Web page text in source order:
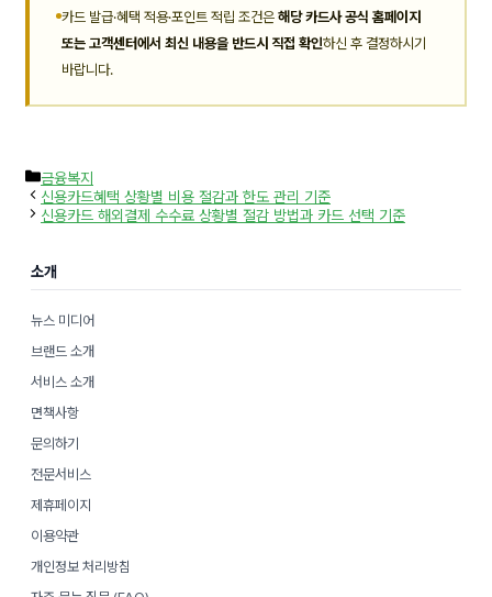
카드 발급·혜택 적용·포인트 적립 조건은 해당 카드사 공식 홈페이지
또는 고객센터에서 최신 내용을 반드시 직접 확인하신 후 결정하시기
바랍니다.
카
테
고
리
금융복지
신용카드혜택 상황별 비용 절감과 한도 관리 기준
신용카드 해외결제 수수료 상황별 절감 방법과 카드 선택 기준
소개
뉴스 미디어
브랜드 소개
서비스 소개
면책사항
문의하기
전문서비스
제휴페이지
이용약관
개인정보 처리방침